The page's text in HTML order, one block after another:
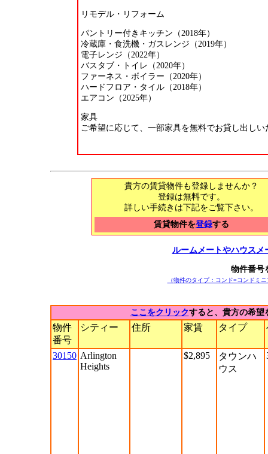
リモデル・リフォーム
パントリー付きキッチン（2018年）
冷蔵庫・食洗機・ガスレンジ（2019年）
電子レンジ（2022年）
バスタブ・トイレ（2020年）
ファーネス・ボイラー（2020年）
ハードフロア・タイル（2018年）
エアコン（2025年）
家具
ご希望に応じて、一部家具を無料でお貸し出しい
貴方の賃貸物件も登録しませんか？
登録は無料です。
詳しい手続きは下記をご覧下さい。
賃貸物件を登録する
ルームメートやハウスメ
物件番号
（物件のタイプ：コンド=コンドミ
ここをクリックすると、貴方の希望
物件
番号
シティー 住所 家賃 タイプ
30150 Arlington
Heights
$2,895
タウンハ
ウス